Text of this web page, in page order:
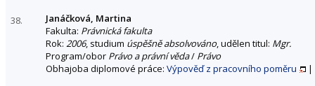
38.
Janáčková, Martina
Fakulta: Právnická fakulta
Rok: 2006, studium úspěšně absolvováno, udělen titul: Mgr.
Program/obor Právo a právní věda/ Právo
Obhajoba diplomové práce: Výpověď z pracovního poměru |